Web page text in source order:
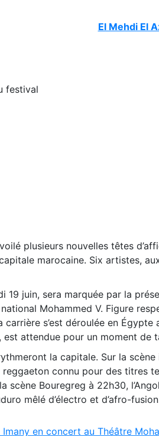
El Mehdi El
plusieurs nouvelles têtes
marocaine. Six artistes,
19 juin, sera marquée par la
Mohammed V. Figure
s’est déroulée en
est attendue pour un moment de
la capitale. Sur la scène
connu pour des titres
scène Bouregreg à 22h30,
mêlé d’électro et d’afro-
en concert au Théâtre